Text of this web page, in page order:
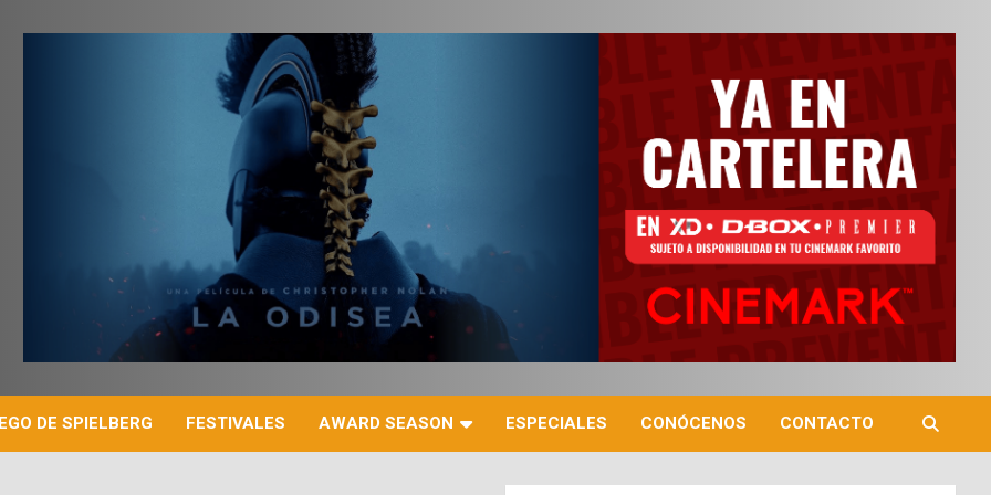
DE SPIELBERG FESTIVALES AWARD SEASON ESPECIALES CONÓCENOS CONTACTO